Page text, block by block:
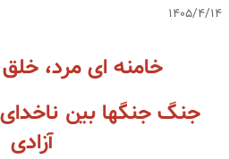
۱۴۰۵/۴/۱۴
خامنه ای مرد،
جنگ جنگها بین
آزادی